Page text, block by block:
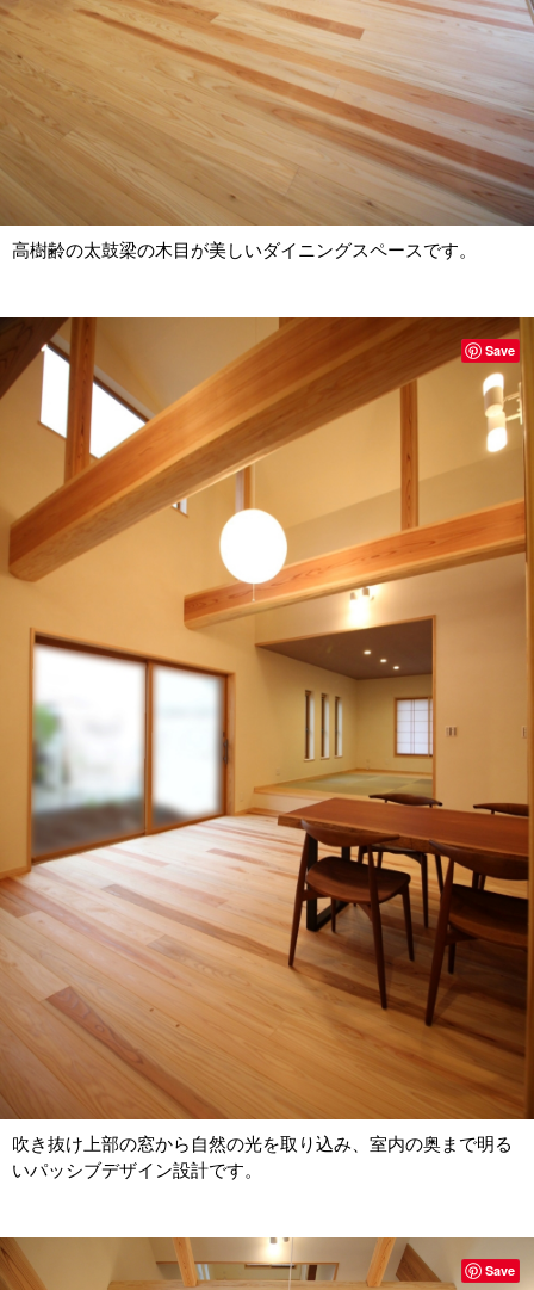
高樹齢の太鼓梁の木目が美しいダイニングスペースです。
吹き抜け上部の窓から自然の光を取り込み、室内の奥まで明る
いパッシブデザイン設計です。
Save
Save